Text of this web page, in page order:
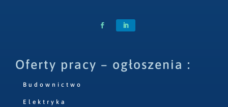
Oferty pracy – ogłoszenia :
Budownictwo
Elektryka